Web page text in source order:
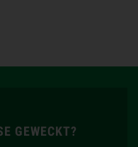
GEWECKT?